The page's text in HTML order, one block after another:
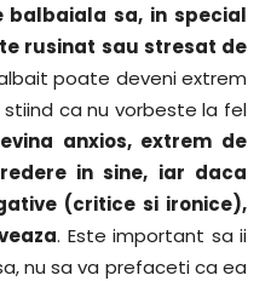
sa, in special
rusinat sau stresat de
poate deveni extrem
ca nu vorbeste la fel
anxios, extrem de
in sine, iar daca
(critice si ironice),
. Este important sa ii
nu sa va prefaceti ca ea